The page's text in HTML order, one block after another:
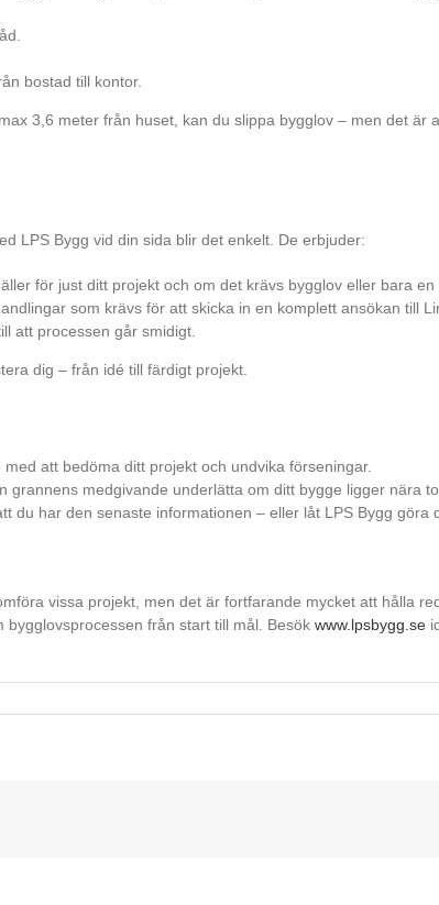
bostad till kontor.
3,6 meter från huset, kan du slippa bygglov – men det är
LPS Bygg vid din sida blir det enkelt. De erbjuder:
för just ditt projekt och om det krävs bygglov eller bara en
som krävs för att skicka in en komplett ansökan till
att processen går smidigt.
dig – från idé till färdigt projekt.
att bedöma ditt projekt och undvika förseningar.
grannens medgivande underlätta om ditt bygge ligger nära
du har den senaste informationen – eller låt LPS Bygg göra
vissa projekt, men det är fortfarande mycket att hålla
från start till mål. Besök www.lpsbygg.se